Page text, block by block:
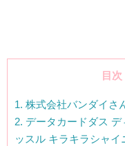
目次
1. 株式会社バンダイさ
2. データカードダス
ッスル キラキラシャ